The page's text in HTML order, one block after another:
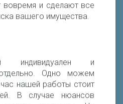
вовремя и сделают все
вашего имущества.
индивидуален и
Одно можем
нашей работы стоит
В случае нюансов